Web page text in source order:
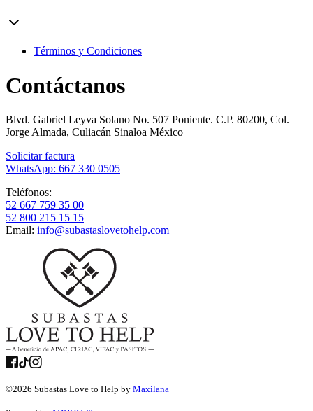
Términos y Condiciones
Contáctanos
Blvd. Gabriel Leyva Solano No. 507 Poniente. C.P. 80200, Col.
Jorge Almada, Culiacán Sinaloa México
Solicitar factura
WhatsApp: 667 330 0505
Teléfonos:
52 667 759 35 00
52 800 215 15 15
Email: info@subastaslovetohelp.com
©2026 Subastas Love to Help by Maxilana